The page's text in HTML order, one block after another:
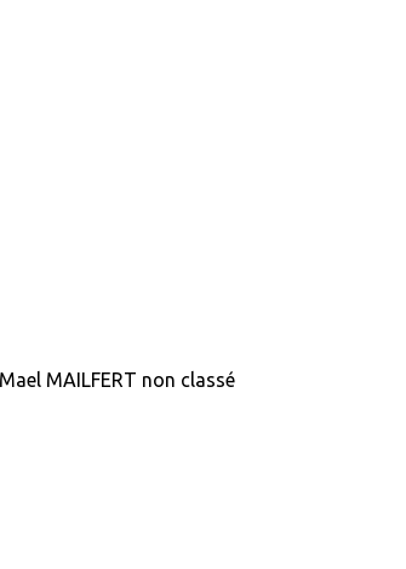
MAILFERT non classé